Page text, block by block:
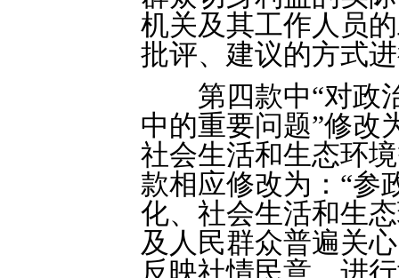
机关及其工作人员
批评、建议的方式
第四款中“对政治
中的重要问题”修改
社会生活和生态环
款相应修改为：“参
化、社会生活和生
及人民群众普遍关